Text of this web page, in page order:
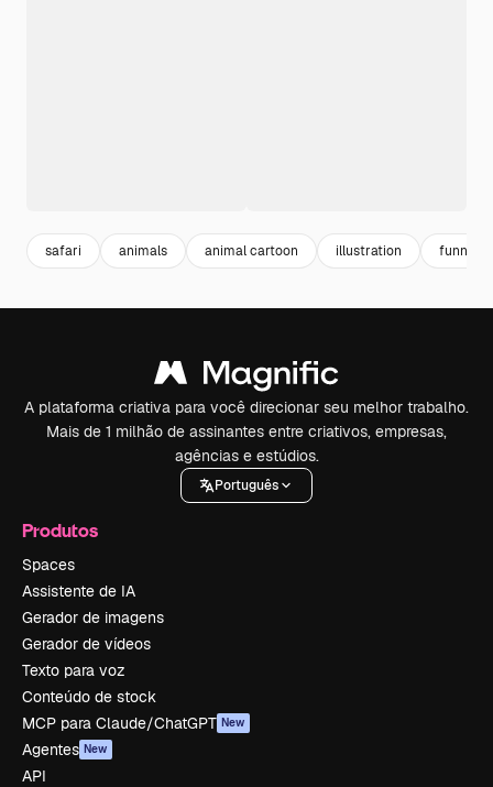
safari animals animal cartoon illustration funny
A plataforma criativa para você direcionar seu melhor trabalho.
Mais de 1 milhão de assinantes entre criativos, empresas,
agências e estúdios.
Português
Produtos
Spaces
Assistente de IA
Gerador de imagens
Gerador de vídeos
Texto para voz
Conteúdo de stock
MCP para Claude/ChatGPT New
Agentes New
API